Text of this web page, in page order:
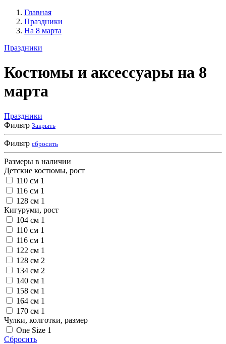
Главная
Праздники
На 8 марта
Праздники
Костюмы и аксессуары на 8
марта
Праздники
Фильтр Закрыть
Фильтр сбросить
Размеры в наличии
Детские костюмы, рост
110 см 1
116 см 1
128 см 1
Кигуруми, рост
104 см 1
110 см 1
116 см 1
122 см 1
128 см 2
134 см 2
140 см 1
158 см 1
164 см 1
170 см 1
Чулки, колготки, размер
One Size 1
Сбросить